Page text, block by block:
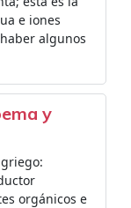
e iones
algunos
y
orgánicos e